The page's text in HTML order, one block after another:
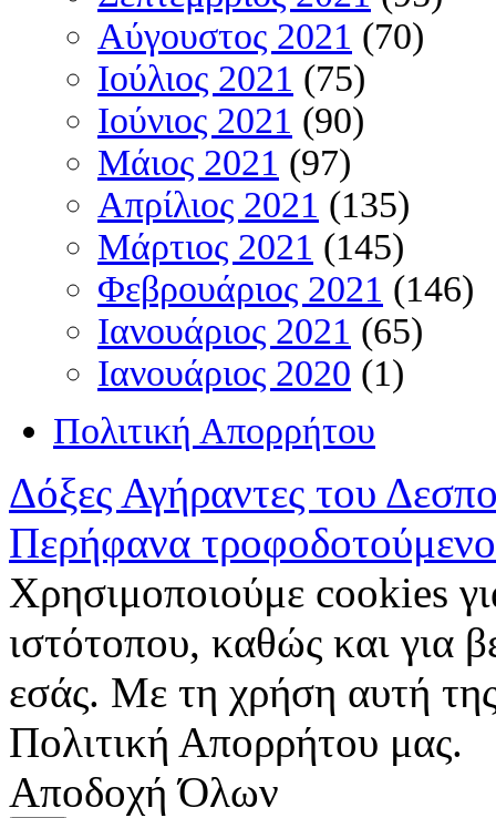
Αύγουστος 2021 (70)
Ιούλιος 2021 (75)
Ιούνιος 2021 (90)
Μάιος 2021 (97)
Απρίλιος 2021 (135)
Μάρτιος 2021 (145)
Φεβρουάριος 2021 (146)
Ιανουάριος 2021 (65)
Ιανουάριος 2020 (1)
Πολιτική Απορρήτου
Δόξες Αγήραντες του
Περήφανα
Χρησιμοποιούμε cookies
ιστότοπου, καθώς και για
εσάς. Με τη χρήση αυτή
Πολιτική Απορρήτου μας.
Αποδοχή Όλων